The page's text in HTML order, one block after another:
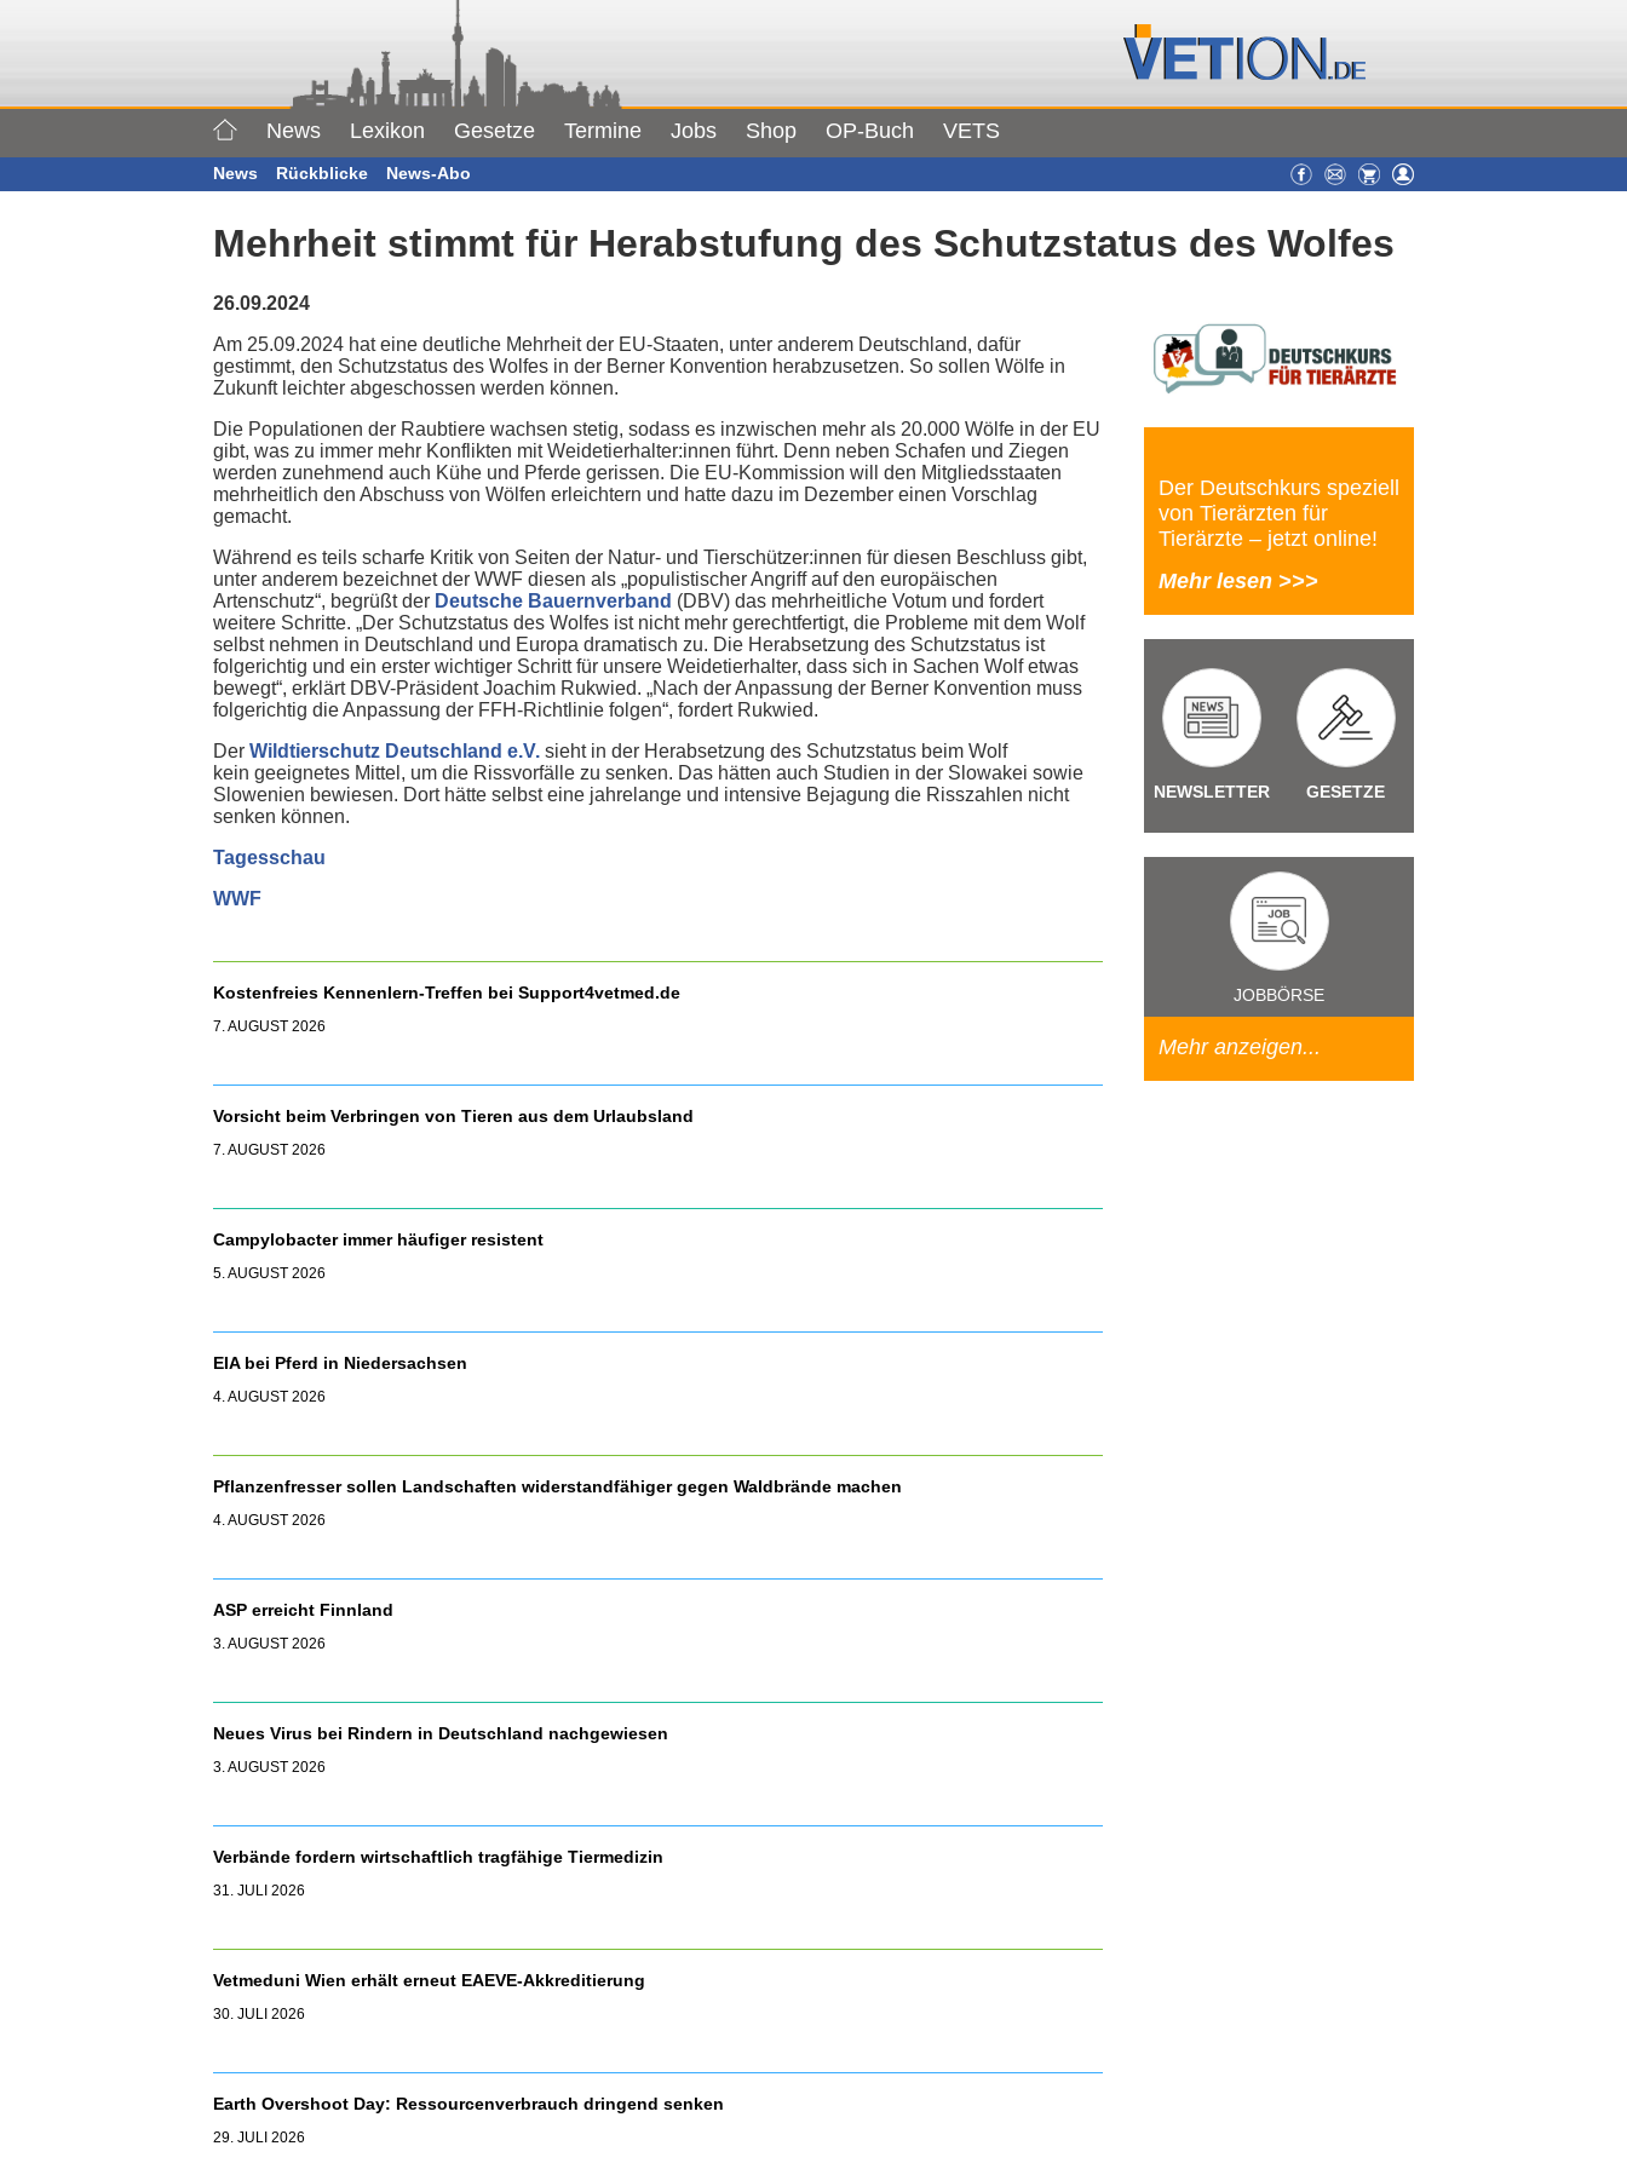
News Lexikon Gesetze Termine Jobs Shop OP-Buch VETS
News Rückblicke News-Abo
Mehrheit stimmt für Herabstufung des Schutzstatus des Wolfes
26.09.2024
Am 25.09.2024 hat eine deutliche Mehrheit der EU-Staaten, unter anderem Deutschland, dafür
gestimmt, den Schutzstatus des Wolfes in der Berner Konvention herabzusetzen. So sollen Wölfe in
Zukunft leichter abgeschossen werden können.
Die Populationen der Raubtiere wachsen stetig, sodass es inzwischen mehr als 20.000 Wölfe in der EU
gibt, was zu immer mehr Konflikten mit Weidetierhalter:innen führt. Denn neben Schafen und Ziegen
werden zunehmend auch Kühe und Pferde gerissen. Die EU-Kommission will den Mitgliedsstaaten
mehrheitlich den Abschuss von Wölfen erleichtern und hatte dazu im Dezember einen Vorschlag
gemacht.
Während es teils scharfe Kritik von Seiten der Natur- und Tierschützer:innen für diesen Beschluss gibt,
unter anderem bezeichnet der WWF diesen als „populistischer Angriff auf den europäischen
Artenschutz“, begrüßt der Deutsche Bauernverband (DBV) das mehrheitliche Votum und fordert
weitere Schritte. „Der Schutzstatus des Wolfes ist nicht mehr gerechtfertigt, die Probleme mit dem Wolf
selbst nehmen in Deutschland und Europa dramatisch zu. Die Herabsetzung des Schutzstatus ist
folgerichtig und ein erster wichtiger Schritt für unsere Weidetierhalter, dass sich in Sachen Wolf etwas
bewegt“, erklärt DBV-Präsident Joachim Rukwied. „Nach der Anpassung der Berner Konvention muss
folgerichtig die Anpassung der FFH-Richtlinie folgen“, fordert Rukwied.
Der Wildtierschutz Deutschland e.V. sieht in der Herabsetzung des Schutzstatus beim Wolf
kein geeignetes Mittel, um die Rissvorfälle zu senken. Das hätten auch Studien in der Slowakei sowie
Slowenien bewiesen. Dort hätte selbst eine jahrelange und intensive Bejagung die Risszahlen nicht
senken können.
Tagesschau
WWF
Kostenfreies Kennenlern-Treffen bei Support4vetmed.de
7. AUGUST 2026
Vorsicht beim Verbringen von Tieren aus dem Urlaubsland
7. AUGUST 2026
Campylobacter immer häufiger resistent
5. AUGUST 2026
EIA bei Pferd in Niedersachsen
4. AUGUST 2026
Pflanzenfresser sollen Landschaften widerstandfähiger gegen Waldbrände machen
4. AUGUST 2026
ASP erreicht Finnland
3. AUGUST 2026
Neues Virus bei Rindern in Deutschland nachgewiesen
3. AUGUST 2026
Verbände fordern wirtschaftlich tragfähige Tiermedizin
31. JULI 2026
Vetmeduni Wien erhält erneut EAEVE-Akkreditierung
30. JULI 2026
Earth Overshoot Day: Ressourcenverbrauch dringend senken
29. JULI 2026
Der Deutschkurs speziell
von Tierärzten für
Tierärzte – jetzt online!
Mehr lesen >>>
NEWSLETTER GESETZE
JOBBÖRSE
Mehr anzeigen...